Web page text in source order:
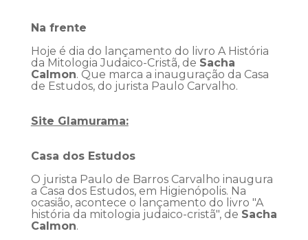
Na frente
Hoje é dia do lançamento do livro A História
da Mitologia Judaico-Cristã, de Sacha
Calmon. Que marca a inauguração da Casa
de Estudos, do jurista Paulo Carvalho.
Site Glamurama:
Casa dos Estudos
O jurista Paulo de Barros Carvalho inaugura
a Casa dos Estudos, em Higienópolis. Na
ocasião, acontece o lançamento do livro "A
história da mitologia judaico-cristã", de Sacha
Calmon.